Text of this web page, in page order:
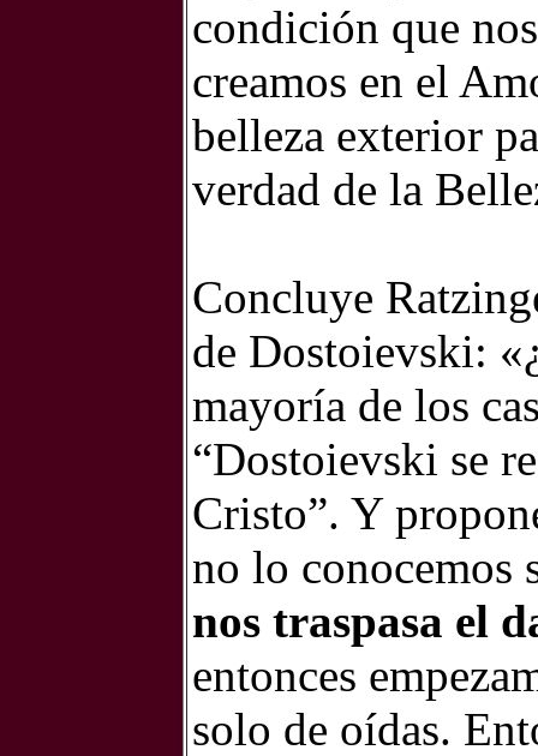
condición que
creamos en el
belleza exterior
verdad de la
Concluye
de Dostoievski:
mayoría de los
“Dostoievski se
Cristo”. Y
no lo conocemos
nos traspasa el
entonces
solo de oídas.